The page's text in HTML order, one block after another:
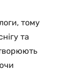
тому
та